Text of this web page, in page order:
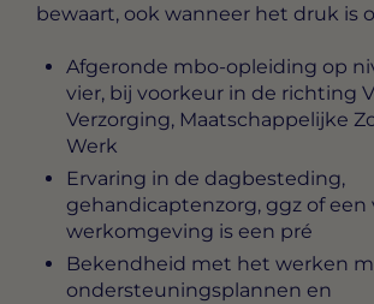
bewaart, ook wanneer het druk is
Afgeronde mbo-opleiding op
vier, bij voorkeur in de richting
Verzorging, Maatschappelijke
Werk
Ervaring in de dagbesteding,
gehandicaptenzorg, ggz of een
werkomgeving is een pré
Bekendheid met het werken
ondersteuningsplannen en